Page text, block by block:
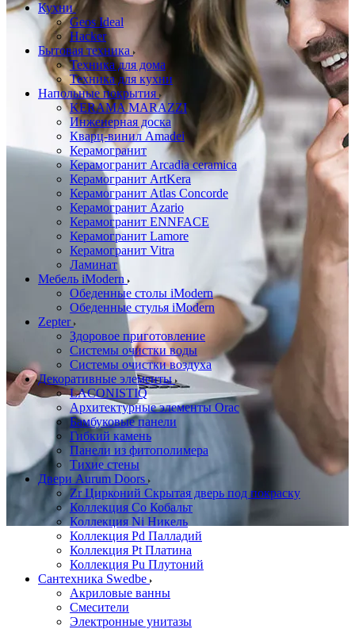
Кухни
Geos Ideal
Hacker
Бытовая техника
Техника для дома
Техника для кухни
Напольные покрытия
KERAMA MARAZZI
Инженерная доска
Кварц-винил Amadei
Керамогранит
Керамогранит Arcadia ceramica
Керамогранит ArtKera
Керамогранит Atlas Concorde
Керамогранит Azario
Керамогранит ENNFACE
Керамогранит Lamore
Керамогранит Vitra
Ламинат
Мебель iModern
Обеденные столы iModern
Обеденные стулья iModern
Zepter
Здоровое приготовление
Системы очистки воды
Системы очистки воздуха
Декоративные элементы
LACONISTIQ
Архитектурные элементы Orac
Бамбуковые панели
Гибкий камень
Панели из фитополимера
Тихие стены
Двери Aurum Doors
Zr Цирконий Скрытая дверь под покраску
Коллекция Co Кобальт
Коллекция Ni Никель
Коллекция Pd Палладий
Коллекция Pt Платина
Коллекция Pu Плутоний
Сантехника Swedbe
Акриловые ванны
Смесители
Электронные унитазы